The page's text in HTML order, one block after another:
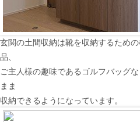
玄関の土間収納は靴を収納するため
品、
ご主人様の趣味であるゴルフバッグ
まま
収納できるようになっています。